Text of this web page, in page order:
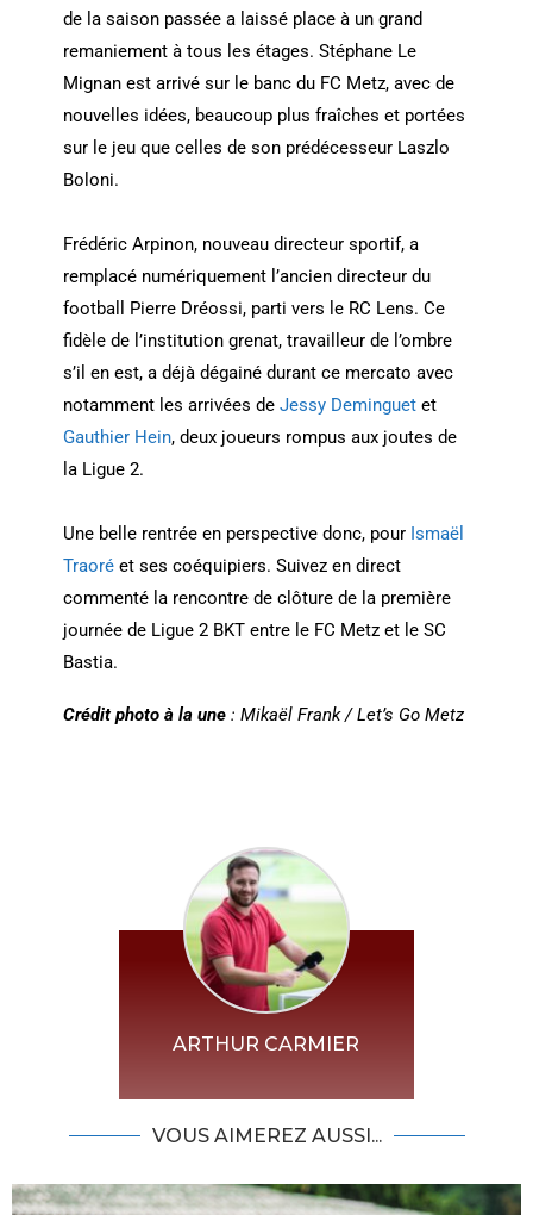
de la saison passée a laissé place à un grand
remaniement à tous les étages. Stéphane Le
Mignan est arrivé sur le banc du FC Metz, avec de
nouvelles idées, beaucoup plus fraîches et portées
sur le jeu que celles de son prédécesseur Laszlo
Boloni.
Frédéric Arpinon, nouveau directeur sportif, a
remplacé numériquement l’ancien directeur du
football Pierre Dréossi, parti vers le RC Lens. Ce
fidèle de l’institution grenat, travailleur de l’ombre
s’il en est, a déjà dégainé durant ce mercato avec
notamment les arrivées de Jessy Deminguetet
Gauthier Hein, deux joueurs rompus aux joutes de
la Ligue 2.
Une belle rentrée en perspective donc, pour Ismaël
Traoréet ses coéquipiers. Suivez en direct
commenté la rencontre de clôture de la première
journée de Ligue 2 BKT entre le FC Metz et le SC
Bastia.
Crédit photo à la une: Mikaël Frank / Let’s Go Metz
ARTHUR CARMIER
VOUS AIMEREZ AUSSI...